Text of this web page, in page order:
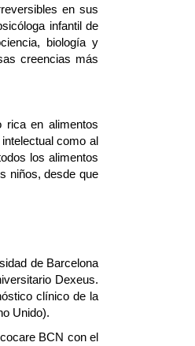
en sus
infantil de
biología y
creencias más
rica en alimentos
como al
los alimentos
niños, desde que
de Barcelona
Dexeus.
clínico de la
Unido).
BCN con el